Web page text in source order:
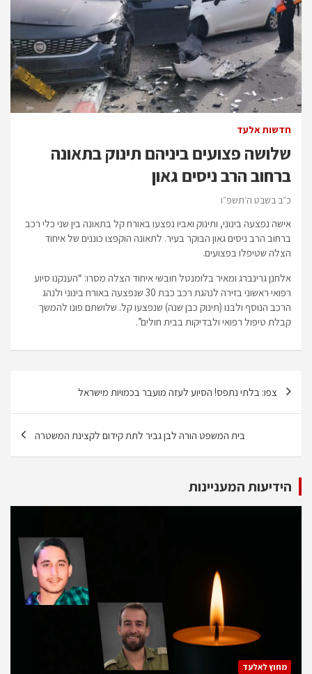
חדשות אלעד
שלושה פצועים ביניהם תינוק בתאונה
ברחוב הרב ניסים גאון
כ״ב בשבט ה׳תשפ״ו
אישה נפצעה בינוני, ותינוק ואביו נפצעו באורח קל בתאונה בין שני כלי רכב
ברחוב הרב ניסים גאון הבוקר בעיר. לתאונה הוקפצו כוננים של איחוד
הצלה שטיפלו בפצועים.
אלחנן גרינברג ומאיר בלומנטל חובשי איחוד הצלה מסרו: “הענקנו סיוע
רפואי ראשוני בזירה לנהגת רכב כבת 30 שנפצעה באורח בינוני ולנהג
הרכב הנוסף ולבנו (תינוק כבן שנה) שנפצעו קל. שלושתם פונו להמשך
קבלת טיפול רפואי ולבדיקות בבית חולים”.
צפו: בלתי נתפס! הסיוע לעזה מועבר בכמויות מישראל
בית המשפט הורה לבן גביר לתת קידום לקצינת המשטרה
הידיעות המעניינות
מחוץ לאלעד